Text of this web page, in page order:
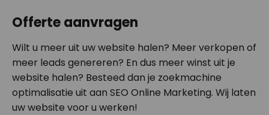
Offerte aanvragen
Wilt u meer uit uw website halen? Meer verkopen of
meer leads genereren? En dus meer winst uit je
website halen? Besteed dan je zoekmachine
optimalisatie uit aan SEO Online Marketing. Wij laten
uw website voor u werken!